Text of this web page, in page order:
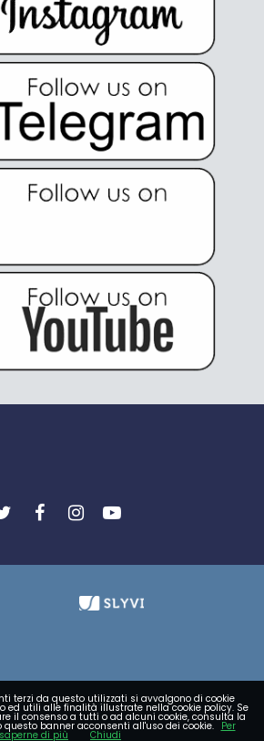
terzi da questo utilizzati si avvalgono di cookie
ed utili alle finalità illustrate nella cookie policy. Se
il consenso a tutti o ad alcuni cookie, consulta la
questo banner acconsenti all'uso dei cookie. Per
saperne di più Chiudi